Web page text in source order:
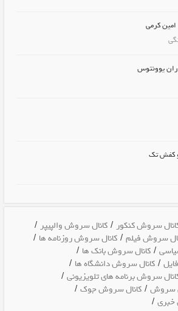
امین کرمی
یوونتوس
و کفش تک
سروش کنکور /کانال سروش والپیپر /
سروش فیلم /کانال سروش روزنامه ها /
/کانال سروش بانک ها /
/کانال سروش دانشگاه ها /
سروش برنامه های تلویزیونی /
سروش /کانال سروش جوک /
خبری /